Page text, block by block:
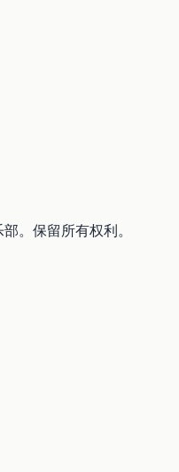
。保留所有权利。